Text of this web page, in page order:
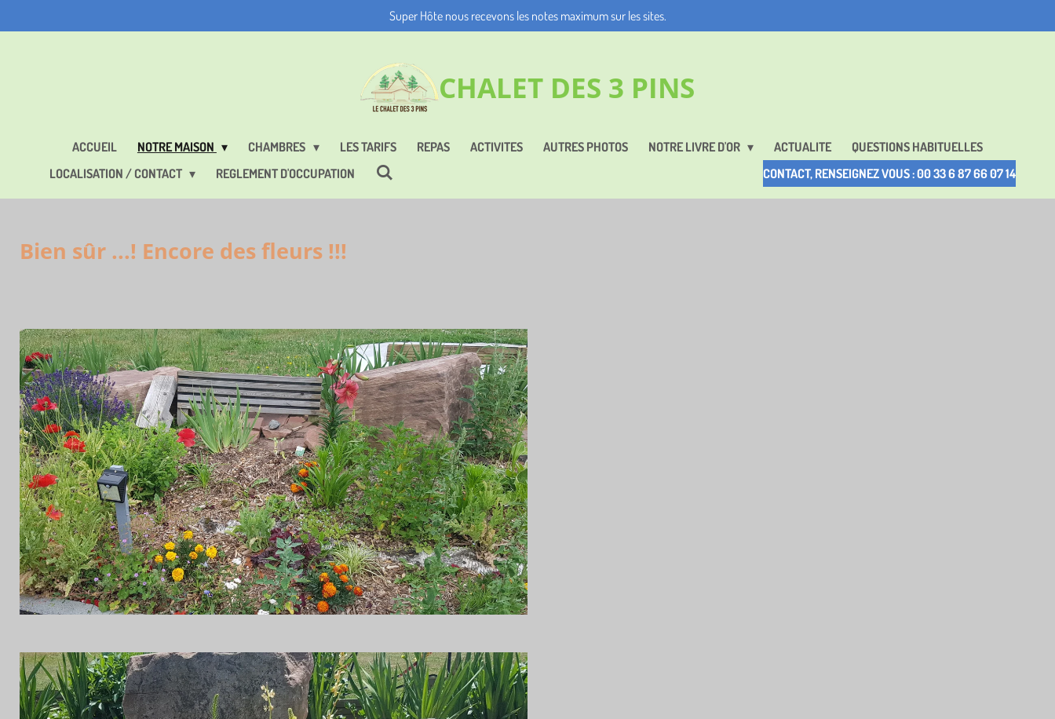
au
Super Hôte nous recevons les notes maximum sur les sites.
CHALET DES 3 PINS
ACCUEIL NOTRE MAISON CHAMBRES LES TARIFS REPAS ACTIVITES AUTRES PHOTOS NOTRE LIVRE D'OR ACTUALITE
QUESTIONS HABITUELLES
LOCALISATION / CONTACT
REGLEMENT D'OCCUPATION CONTACT, RENSEIGNEZ VOUS : 00 33 6 87 66 07 14
Bien sûr ...! Encore des fleurs !!!